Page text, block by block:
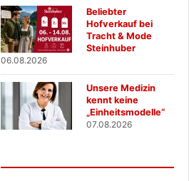
Beliebter
Hofverkauf bei
Tracht & Mode
Steinhuber
06.08.2026
Unsere Medizin
kennt keine
„Einheitsmodelle“
07.08.2026